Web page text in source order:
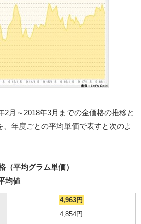
2月～2018年3月までの金価格の推移と
年度ごとの平均単価で表すと次のよ
（平均グラム単価）
均値
4,963円
4,854円